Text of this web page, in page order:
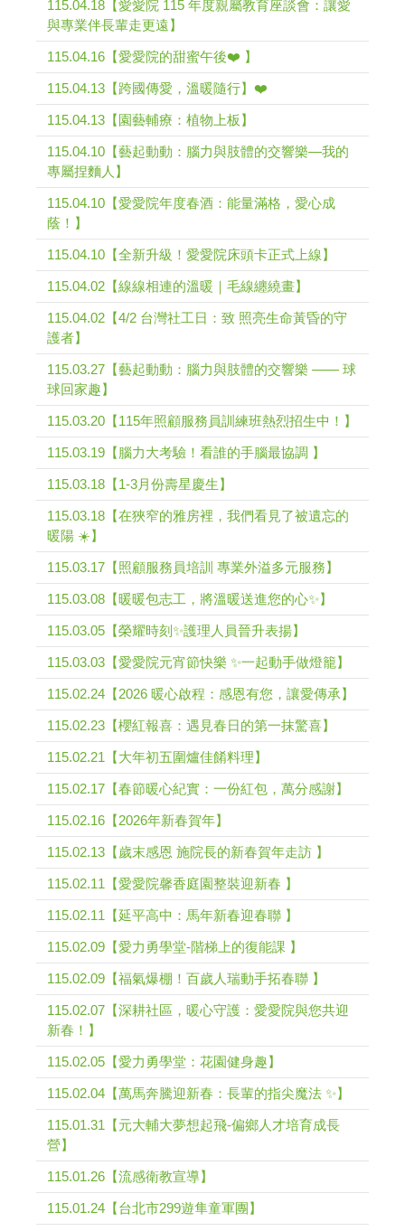
115.04.18【愛愛院 115 年度親屬教育座談會：讓愛
與專業伴長輩走更遠】
115.04.16【愛愛院的甜蜜午後❤️ 】
115.04.13【跨國傳愛，溫暖隨行】❤️
115.04.13【園藝輔療：植物上板】
115.04.10【藝起動動：腦力與肢體的交響樂—我的
專屬捏麵人】
115.04.10【愛愛院年度春酒：能量滿格，愛心成
蔭！】
115.04.10【全新升級！愛愛院床頭卡正式上線】
115.04.02【線線相連的溫暖｜毛線纏繞畫】
115.04.02【4/2 台灣社工日：致 照亮生命黃昏的守
護者】
115.03.27【藝起動動：腦力與肢體的交響樂 —— 球
球回家趣】
115.03.20【115年照顧服務員訓練班熱烈招生中！】
115.03.19【腦力大考驗！看誰的手腦最協調 】
115.03.18【1-3月份壽星慶生】
115.03.18【在狹窄的雅房裡，我們看見了被遺忘的
暖陽 ☀️】
115.03.17【照顧服務員培訓 專業外溢多元服務】
115.03.08【暖暖包志工，將溫暖送進您的心✨】
115.03.05【榮耀時刻✨護理人員晉升表揚】
115.03.03【愛愛院元宵節快樂 ✨一起動手做燈籠】
115.02.24【2026 暖心啟程：感恩有您，讓愛傳承】
115.02.23【櫻紅報喜：遇見春日的第一抹驚喜】
115.02.21【大年初五圍爐佳餚料理】
115.02.17【春節暖心紀實：一份紅包，萬分感謝】
115.02.16【2026年新春賀年】
115.02.13【歲末感恩 施院長的新春賀年走訪 】
115.02.11【愛愛院馨香庭園整裝迎新春 】
115.02.11【延平高中：馬年新春迎春聯 】
115.02.09【愛力勇學堂-階梯上的復能課 】
115.02.09【福氣爆棚！百歲人瑞動手拓春聯 】
115.02.07【深耕社區，暖心守護：愛愛院與您共迎
新春！】
115.02.05【愛力勇學堂：花園健身趣】
115.02.04【萬馬奔騰迎新春：長輩的指尖魔法 ✨】
115.01.31【元大輔大夢想起飛-偏鄉人才培育成長
營】
115.01.26【流感衛教宣導】
115.01.24【台北市299遊隼童軍團】